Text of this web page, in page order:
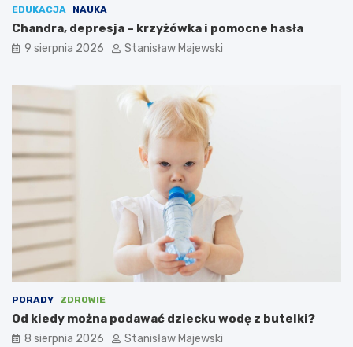
EDUKACJA NAUKA
Chandra, depresja – krzyżówka i pomocne hasła
9 sierpnia 2026 Stanisław Majewski
PORADY ZDROWIE
Od kiedy można podawać dziecku wodę z butelki?
8 sierpnia 2026 Stanisław Majewski